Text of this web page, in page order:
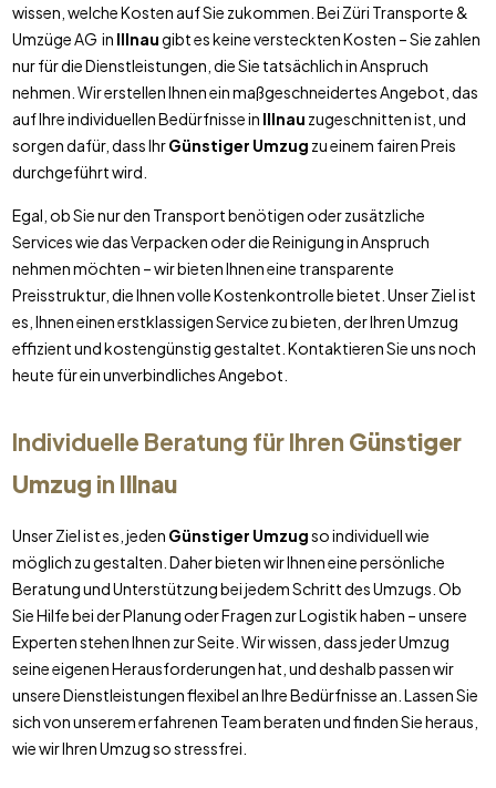
wissen, welche Kosten auf Sie zukommen. Bei Züri Transporte &
Umzüge AG in Illnaugibt es keine versteckten Kosten – Sie zahlen
nur für die Dienstleistungen, die Sie tatsächlich in Anspruch
nehmen. Wir erstellen Ihnen ein maßgeschneidertes Angebot, das
auf Ihre individuellen Bedürfnisse in Illnau zugeschnitten ist, und
sorgen dafür, dass IhrGünstiger Umzug zu einem fairen Preis
durchgeführt wird.
Egal, ob Sie nur den Transport benötigen oder zusätzliche
Services wie das Verpacken oder die Reinigung in Anspruch
nehmen möchten – wir bieten Ihnen eine transparente
Preisstruktur, die Ihnen volle Kostenkontrolle bietet. Unser Ziel ist
es, Ihnen einen erstklassigen Service zu bieten, der Ihren Umzug
effizient und kostengünstig gestaltet. Kontaktieren Sie uns noch
heute für ein unverbindliches Angebot.
Individuelle Beratung für Ihren Günstiger
Umzug in Illnau
Unser Ziel ist es, jeden Günstiger Umzugso individuell wie
möglich zu gestalten. Daher bieten wir Ihnen eine persönliche
Beratung und Unterstützung bei jedem Schritt des Umzugs. Ob
Sie Hilfe bei der Planung oder Fragen zur Logistik haben – unsere
Experten stehen Ihnen zur Seite. Wir wissen, dass jeder Umzug
seine eigenen Herausforderungen hat, und deshalb passen wir
unsere Dienstleistungen flexibel an Ihre Bedürfnisse an. Lassen Sie
sich von unserem erfahrenen Team beraten und finden Sie heraus,
wie wir Ihren Umzug so stressfrei.